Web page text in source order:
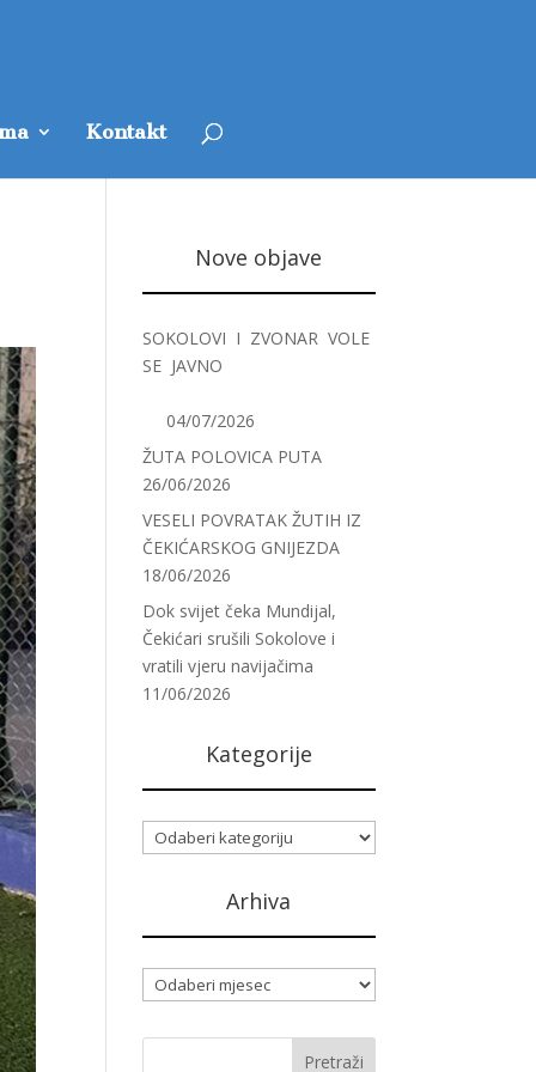
Kontakt
Nove objave
SOKOLOVI I ZVONAR VOLE
SE JAVNO
04/07/2026
ŽUTA POLOVICA PUTA
26/06/2026
VESELI POVRATAK ŽUTIH IZ
ČEKIĆARSKOG GNIJEZDA
18/06/2026
Dok svijet čeka Mundijal,
Čekićari srušili Sokolove i
vratili vjeru navijačima
11/06/2026
Kategorije
Kategorije
Arhiva
Arhiva